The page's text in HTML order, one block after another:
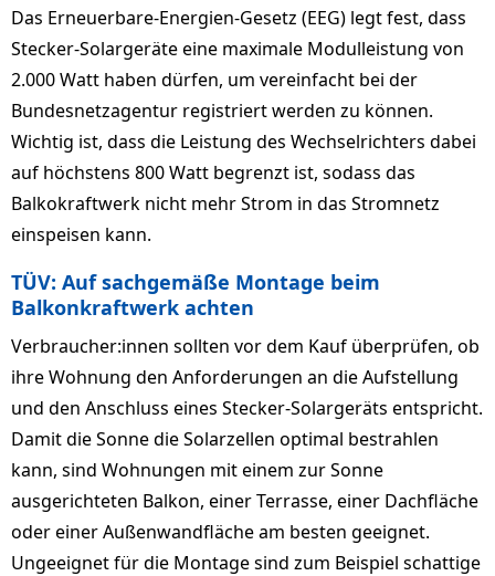
Das Erneuerbare-Energien-Gesetz (EEG) legt fest, dass
Stecker-Solargeräte eine maximale Modulleistung von
2.000 Watt haben dürfen, um vereinfacht bei der
Bundesnetzagentur registriert werden zu können.
Wichtig ist, dass die Leistung des Wechselrichters dabei
auf höchstens 800 Watt begrenzt ist, sodass das
Balkokraftwerk nicht mehr Strom in das Stromnetz
einspeisen kann.
TÜV: Auf sachgemäße Montage beim
Balkonkraftwerk achten
Verbraucher:innen sollten vor dem Kauf überprüfen, ob
ihre Wohnung den Anforderungen an die Aufstellung
und den Anschluss eines Stecker-Solargeräts entspricht.
Damit die Sonne die Solarzellen optimal bestrahlen
kann, sind Wohnungen mit einem zur Sonne
ausgerichteten Balkon, einer Terrasse, einer Dachfläche
oder einer Außenwandfläche am besten geeignet.
Ungeeignet für die Montage sind zum Beispiel schattige